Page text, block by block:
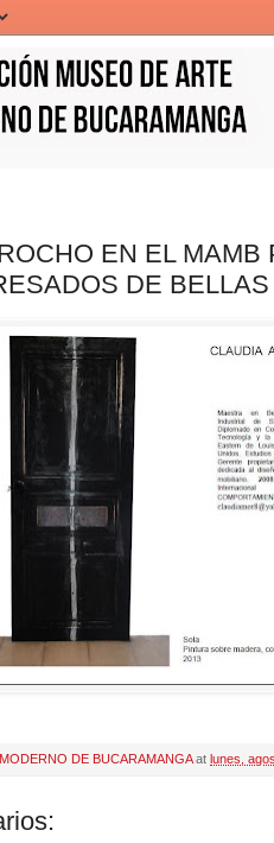
EN EL
DE
DE BUCARAMANGA at lunes,